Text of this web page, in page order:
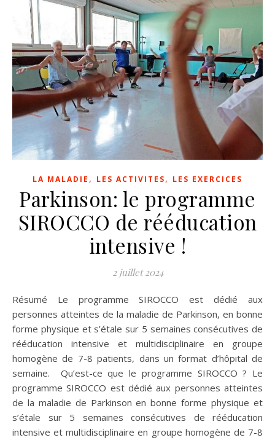
LA MALADIE , LES ACTIVITES, LES EXERCICES
Parkinson: le programme
SIROCCO de rééducation
intensive !
2 juillet 2024
Résumé Le programme SIROCCO est dédié aux
personnes atteintes de la maladie de Parkinson, en bonne
forme physique et s’étale sur 5 semaines consécutives de
rééducation intensive et multidisciplinaire en groupe
homogène de 7-8 patients, dans un format d’hôpital de
semaine. Qu’est-ce que le programme SIROCCO ? Le
programme SIROCCO est dédié aux personnes atteintes
de la maladie de Parkinson en bonne forme physique et
s’étale sur 5 semaines consécutives de rééducation
intensive et multidisciplinaire en groupe homogène de 7-8